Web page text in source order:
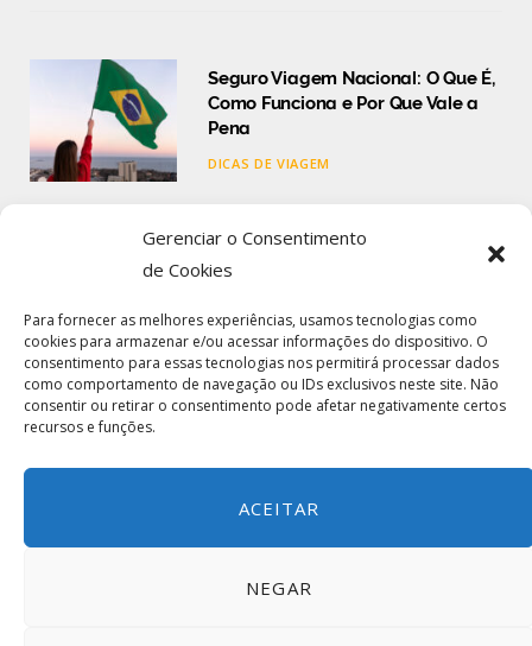
Gerenciar o Consentimento
de Cookies
Para fornecer as melhores experiências, usamos tecnologias como
cookies para armazenar e/ou acessar informações do dispositivo. O
consentimento para essas tecnologias nos permitirá processar dados
como comportamento de navegação ou IDs exclusivos neste site. Não
consentir ou retirar o consentimento pode afetar negativamente certos
recursos e funções.
ACEITAR
NEGAR
Seguro Viagem Nacional: O Que É,
Como Funciona e Por Que Vale a
Pena
DICAS DE VIAGEM
Seguro Viagem Internacional: O
Que É, Como Funciona e Como
DICAS DE VIAGEM
Comparar Seguro Viagem: Guia
Completo para Escolher o Melhor